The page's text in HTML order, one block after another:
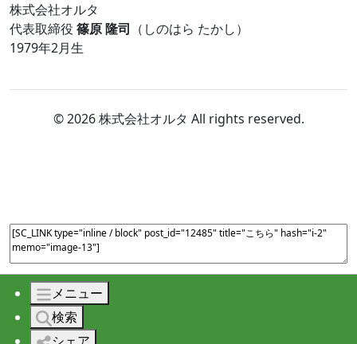
株式会社オルタ
代表取締役 篠原 隆司 （しのはら たかし）
1979年2月生
© 2026 株式会社オルタ All rights reserved.
メニュー
検索